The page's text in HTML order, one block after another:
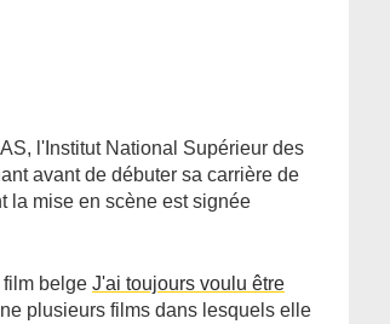
l'Institut National Supérieur des
avant de débuter sa carrière de
la mise en scène est signée
belge J'ai toujours voulu être
plusieurs films dans lesquels elle